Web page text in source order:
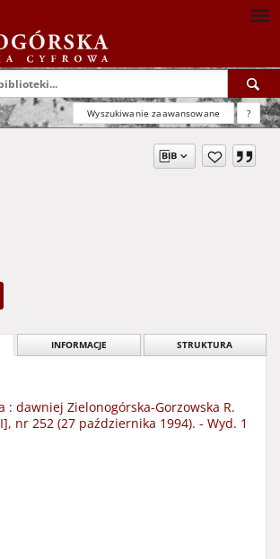
Wyszukiwanie zaawansowane ?
INFORMACJE STRUKTURA
: dawniej Zielonogórska-Gorzowska R.
nr 252 (27 października 1994). - Wyd. 1